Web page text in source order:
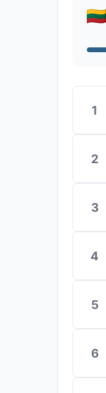
1
2
3
4
5
6